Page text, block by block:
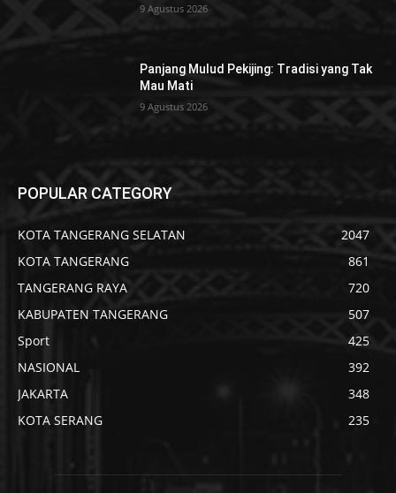
9 Agustus 2026
Panjang Mulud Pekijing: Tradisi yang Tak
Mau Mati
9 Agustus 2026
POPULAR CATEGORY
KOTA TANGERANG SELATAN
2047
KOTA TANGERANG
861
TANGERANG RAYA
720
KABUPATEN TANGERANG
507
Sport
425
NASIONAL
392
JAKARTA
348
KOTA SERANG
235